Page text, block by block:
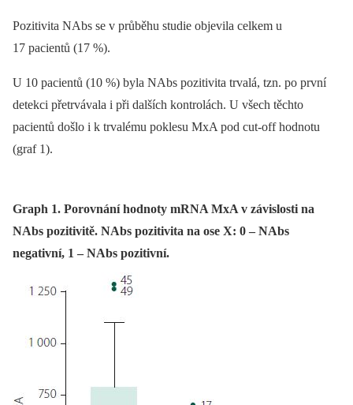
Pozitivita NAbs se v průběhu studie objevila celkem u
17 pacientů (17 %).
U 10 pacientů (10 %) byla NAbs pozitivita trvalá, tzn. po první
detekci přetrvávala i při dalších kontrolách. U všech těchto
pacientů došlo i k trvalému poklesu MxA pod cut-off hodnotu
(graf 1).
Graph 1. Porovnání hodnoty mRNA MxA v závislosti na
NAbs pozitivitě. NAbs pozitivita na ose X: 0 – NAbs
negativní, 1 – NAbs pozitivní.